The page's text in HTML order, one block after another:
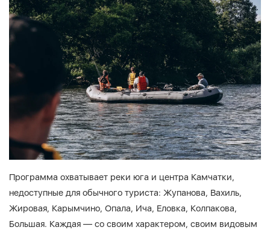
Программа охватывает реки юга и центра Камчатки,
недоступные для обычного туриста: Жупанова, Вахиль,
Жировая, Карымчино, Опала, Ича, Еловка, Колпакова,
Большая. Каждая — со своим характером, своим видовым